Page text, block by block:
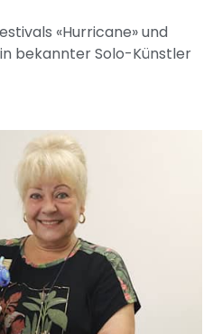
«Hurricane» und
bekannter Solo-Künstler